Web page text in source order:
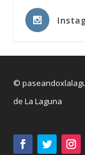
©
de La Laguna